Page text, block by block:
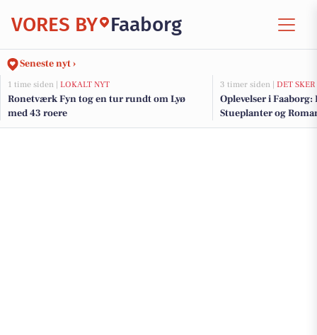
VORES BY Faaborg
Seneste nyt ›
1 time siden | LOKALT NYT
Ronetværk Fyn tog en tur rundt om Lyø
med 43 roere
3 timer siden | DET SKER
Oplevelser i
Stueplanter og